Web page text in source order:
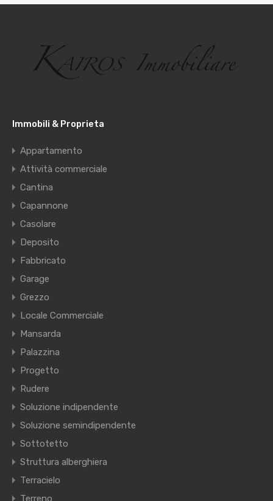
Immobili & Proprieta
Appartamento
Attività commerciale
Cantina
Capannone
Casolare
Deposito
Fabbricato
Garage
Grezzo
Locale Commerciale
Mansarda
Palazzina
Progetto
Rudere
Soluzione indipendente
Soluzione semindipendente
Sottotetto
Struttura alberghiera
Terracielo